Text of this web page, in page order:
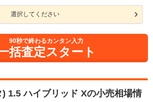
選択してください
90秒で終わるカンタン入力
括査定スタート
1.5 ハイブリッド Xの小売相場情